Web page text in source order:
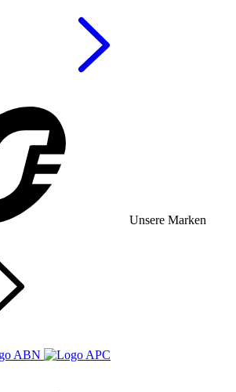
Unsere Marken